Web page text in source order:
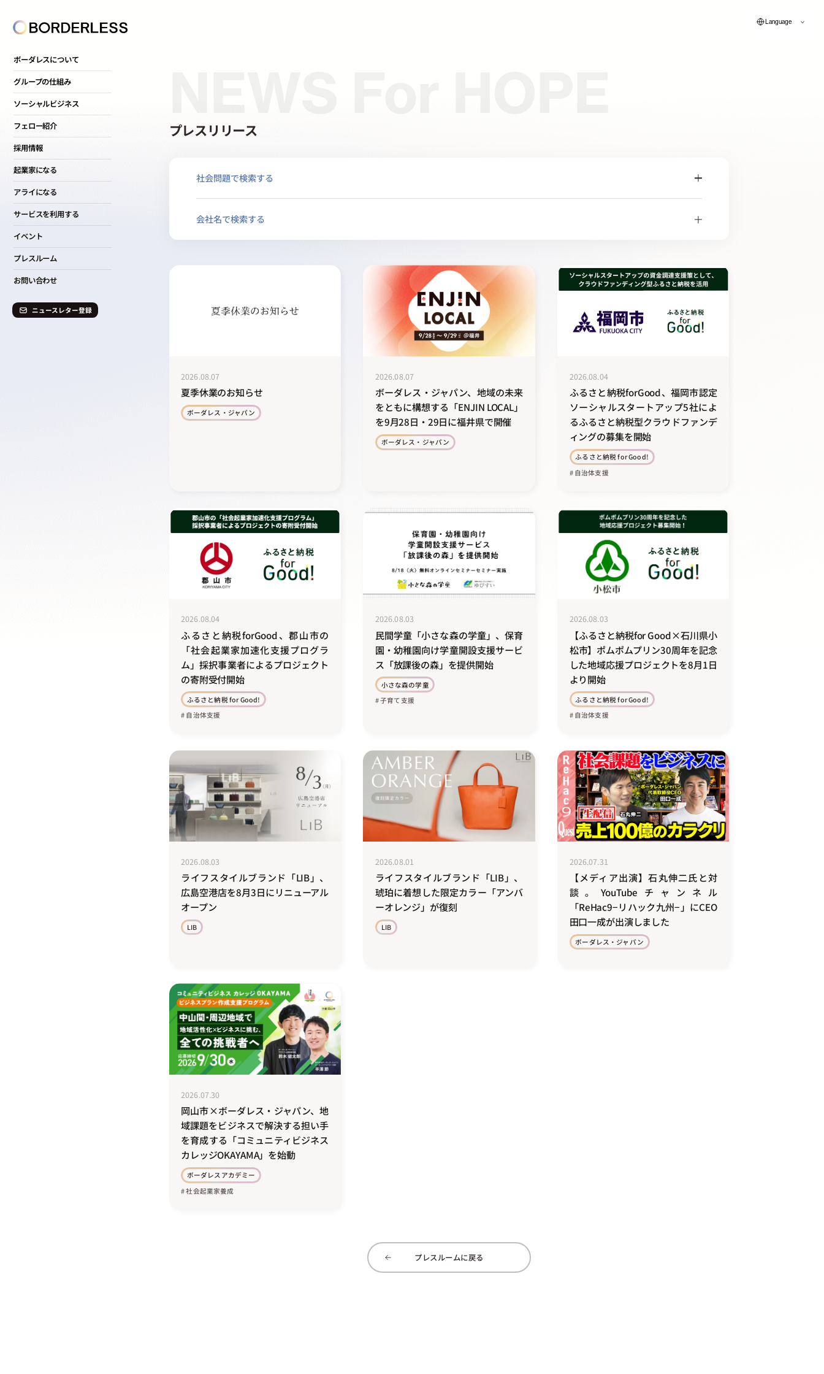
ボーダレスについて
グループの仕組み
ソーシャルビジネス
フェロー紹介
採用情報
起業家になる
アライになる
サービスを利用する
イベント
プレスルーム
お問い合わせ
ニュースレター登録
Language
NEWS
プレスリリース
社会問題で検索する
会社名で検索する
2026.08.07
夏季休業のお知らせ
ボーダレス・ジャパン
2026.08.07
ボーダレス・ジャパン、地域の未来
をともに構想する「ENJIN LOCAL」
を9月28日・29日に福井県で開催
ボーダレス・ジャパン
2026.08.04
ふるさと納税forGood、福岡市認定
ソーシャルスタートアップ5社によ
るふるさと納税型クラウドファンデ
ィングの募集を開始
ふるさと納税 for Good!
# 自治体支援
2026.08.04
ふるさと納税forGood、郡山市の
「社会起業家加速化支援プログラ
ム」採択事業者によるプロジェクト
の寄附受付開始
ふるさと納税 for Good!
# 自治体支援
2026.08.03
民間学童「小さな森の学童」、保育
園・幼稚園向け学童開設支援サービ
ス「放課後の森」を提供開始
小さな森の学童
# 子育て支援
2026.08.03
【ふるさと納税for Good×石川県小
松市】ポムポムプリン30周年を記念
した地域応援プロジェクトを8月1日
より開始
ふるさと納税 for Good!
# 自治体支援
2026.08.03
ライフスタイルブランド「LIB」、
広島空港店を8月3日にリニューアル
オープン
LIB
2026.08.01
ライフスタイルブランド「LIB」、
琥珀に着想した限定カラー「アンバ
ーオレンジ」が復刻
LIB
2026.07.31
【メディア出演】石丸伸二氏と対
談。YouTubeチャンネル
「ReHac9−リハック九州−」にCEO
田口一成が出演しました
ボーダレス・ジャパン
2026.07.30
岡山市×ボーダレス・ジャパン、地
域課題をビジネスで解決する担い手
を育成する「コミュニティビジネス
カレッジOKAYAMA」を始動
ボーダレスアカデミー
# 社会起業家養成
プレスルームに戻る